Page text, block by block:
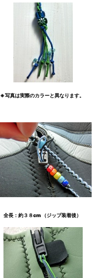
※写真は実際のカラーと異なります。
全長：約３８cm （ジップ装着後）